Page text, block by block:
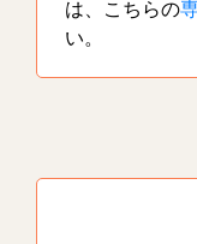
は、こちらの
い。